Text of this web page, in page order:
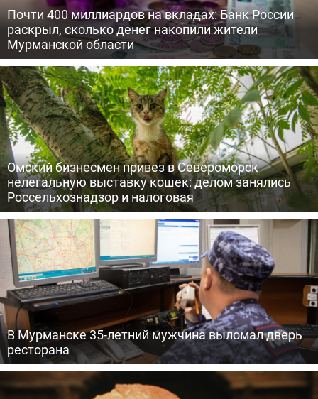
Почти 400 миллиардов на вкладах: Банк России
раскрыл, сколько денег накопили жители
Мурманской области
Омский бизнесмен привез в Североморск
нелегальную выставку кошек: делом занялись
Россельхознадзор и налоговая
В Мурманске 35-летний мужчина выломал дверь
ресторана